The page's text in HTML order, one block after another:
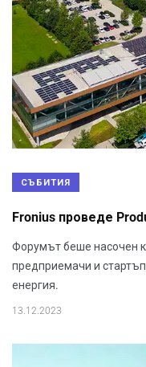
СЪБИТИЯ
Fronius проведе
Форумът беше насочен
предприемачи и
енергия.
13.12.2023